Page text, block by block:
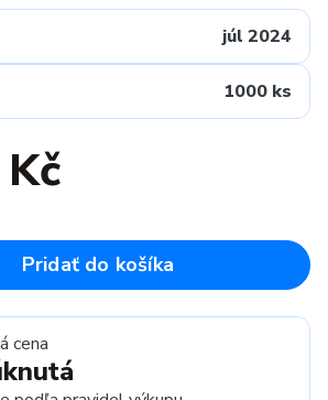
júl 2024
1000 ks
Pridať do košíka
cena